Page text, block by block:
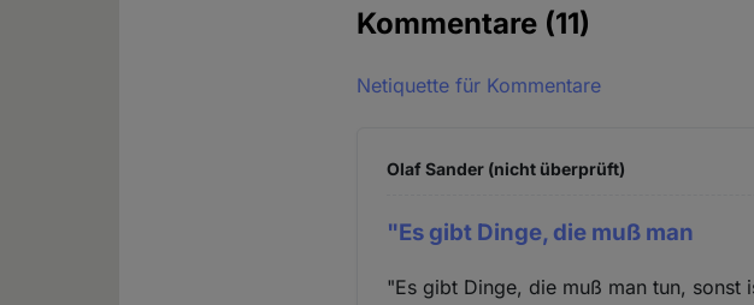
Kommentare (11)
Netiquette für Kommentare
Olaf Sander (nicht überprüft)
"Es gibt Dinge, die muß man
"Es gibt Dinge, die muß man tun, sonst